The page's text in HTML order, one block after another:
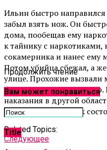
Ильин быстро
забыл взять нож. Он
дома, пообещав ему
к тайнику с
сокамерника и нанес ему
Потом убийца сбежал, а
улице. Прохожие вызвали
больницу, но он там
наказания в другой
задержали, а на днях
Related Topics:
Cледующее
Продолжить чтение
Вам может понравиться
Title